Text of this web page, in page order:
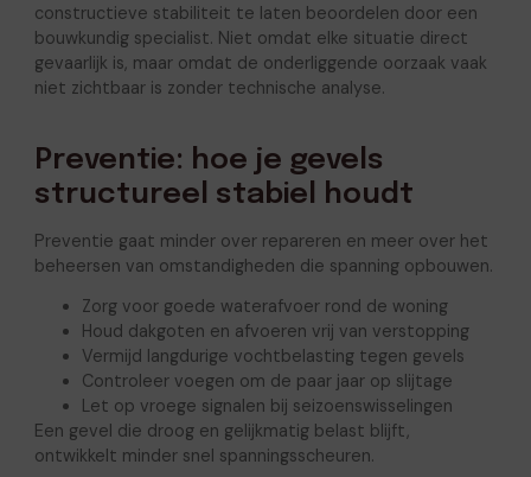
constructieve stabiliteit te laten beoordelen door een
bouwkundig specialist. Niet omdat elke situatie direct
gevaarlijk is, maar omdat de onderliggende oorzaak vaak
niet zichtbaar is zonder technische analyse.
Preventie: hoe je gevels
structureel stabiel houdt
Preventie gaat minder over repareren en meer over het
beheersen van omstandigheden die spanning opbouwen.
Zorg voor goede waterafvoer rond de woning
Houd dakgoten en afvoeren vrij van verstopping
Vermijd langdurige vochtbelasting tegen gevels
Controleer voegen om de paar jaar op slijtage
Let op vroege signalen bij seizoenswisselingen
Een gevel die droog en gelijkmatig belast blijft,
ontwikkelt minder snel spanningsscheuren.